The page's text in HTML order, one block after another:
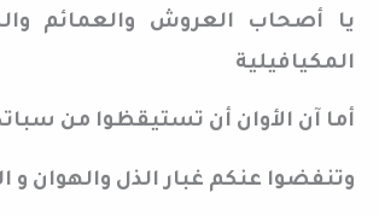
يا أصحاب العروش والعمائم
المكيافيلية
أما آن الأوان أن تستيقظوا من
وتنفضوا عنكم غبار الذل والهوان و